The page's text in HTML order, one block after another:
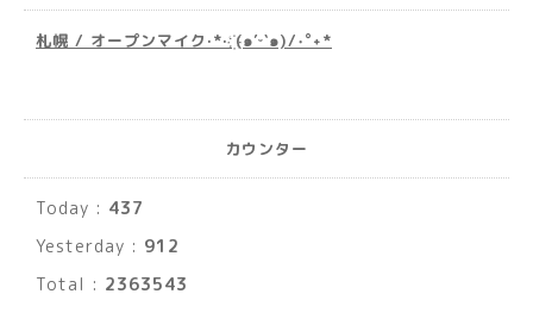
札幌 / オープンマイク·*· ҉(๑′ᵕ‵๑)/‧˚︎˖*
カウンター
Today : 437
Yesterday : 912
Total : 2363543